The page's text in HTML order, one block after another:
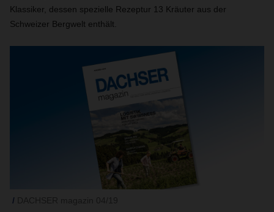
Klassiker, dessen spezielle Rezeptur 13 Kräuter aus der
Schweizer Bergwelt enthält.